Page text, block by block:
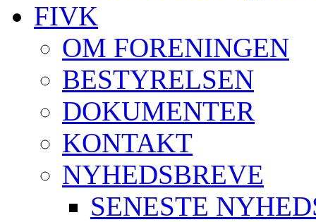
FIVK
OM FORENINGEN
BESTYRELSEN
DOKUMENTER
KONTAKT
NYHEDSBREVE
SENESTE